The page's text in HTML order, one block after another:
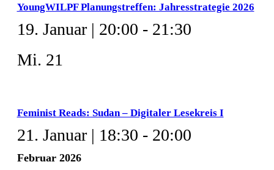
YoungWILPF Planungstreffen: Jahresstrategie 2026
19. Januar | 20:00 - 21:30
Mi. 21
Feminist Reads: Sudan – Digitaler Lesekreis I
21. Januar | 18:30 - 20:00
Februar 2026